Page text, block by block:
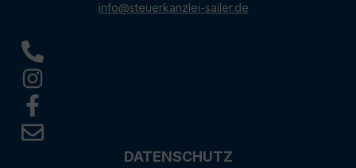
info@steuerkanzlei-sailer.de
DATENSCHUTZ